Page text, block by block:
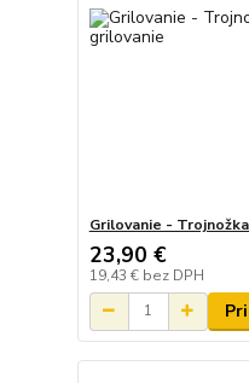
Grilovanie -
23,90 €
19,43 € bez DPH